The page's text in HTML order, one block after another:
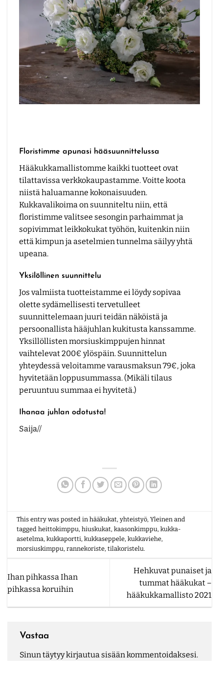
Floristimme apunasi hääsuunnittelussa
Hääkukkamallistomme kaikki tuotteet ovat
tilattavissa verkkokaupastamme. Voitte koota
niistä haluamanne kokonaisuuden.
Kukkavalikoima on suunniteltu niin, että
floristimme valitsee sesongin parhaimmat ja
sopivimmat leikkokukat työhön, kuitenkin niin
että kimpun ja asetelmien tunnelma säilyy yhtä
upeana.
Yksilöllinen suunnittelu
Jos valmiista tuotteistamme ei löydy sopivaa
olette sydämellisesti tervetulleet
suunnittelemaan juuri teidän näköistä ja
persoonallista hääjuhlan kukitusta kanssamme.
Yksillöllisten morsiuskimppujen hinnat
vaihtelevat 200€ ylöspäin. Suunnittelun
yhteydessä veloitamme varausmaksun 79€, joka
hyvitetään loppusummassa. (Mikäli tilaus
peruuntuu summaa ei hyvitetä.)
Ihanaa juhlan odotusta!
Saija//
This entry was posted inhääkukat,yhteistyö,Yleinen and
taggedheittokimppu,hiuskukat,kaasonkimppu,kukka-
asetelma,kukkaportti,kukkaseppele,kukkaviehe,
morsiuskimppu,rannekoriste,tilakoristelu.
Ihan pihkassa Ihan
pihkassa koruihin
Hehkuvat punaiset ja
tummat hääkukat –
hääkukkamallisto 2021
Vastaa
Sinun täytyykirjautua sisäänkommentoidaksesi.